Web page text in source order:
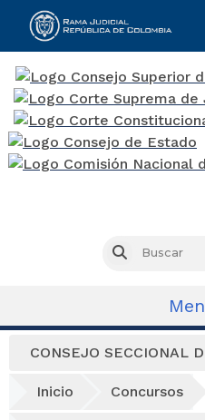
Buscar
CONSEJO SECCIONAL
Inicio Concursos